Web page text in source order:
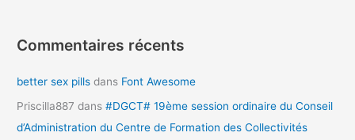
Commentaires récents
better sex pills dans Font Awesome
Priscilla887 dans#DGCT# 19ème session ordinaire du Conseil
d’Administration du Centre de Formation des Collectivités